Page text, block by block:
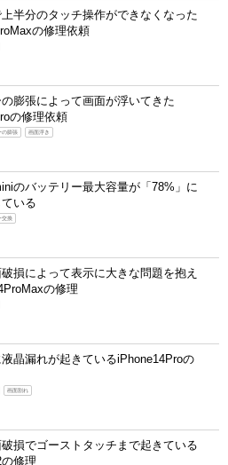
半分のタッチ操作ができなくなった
の修理依頼
膨張によって画面が浮いてきた
の修理依頼
の膨張 画面浮き
のバッテリー最大容量が「78%」に
いる
交換
損によって表示に大きな問題を抱え
の修理
晶漏れが起きているiPhone14Proの
画面割れ
損でゴーストタッチまで起きている
修理